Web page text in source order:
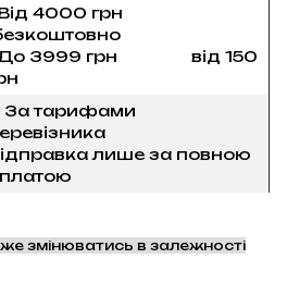
Від 4000 грн
До 3999 грн від 150
тарифами
лише за повною
змінюватись в залежності